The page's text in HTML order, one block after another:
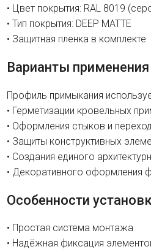
• Цвет покрытия: RAL 8019
• Тип покрытия: DEEP MATTE
• Защитная пленка в комплекте
Варианты применения
Профиль примыкания
• Герметизации кровельных
• Оформления стыков и
• Защиты конструктивных
• Создания единого
• Декоративного оформления
Особенности
• Простая система монтажа
• Надёжная фиксация